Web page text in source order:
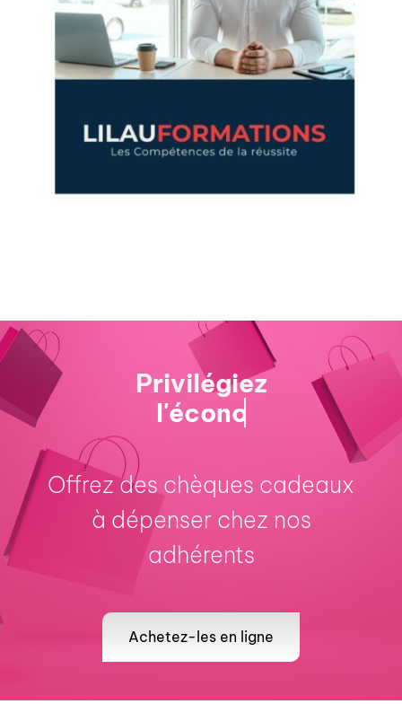
Privilégiez
Offrez des chèques cadeaux
à dépenser chez nos
adhérents
Achetez-les en ligne